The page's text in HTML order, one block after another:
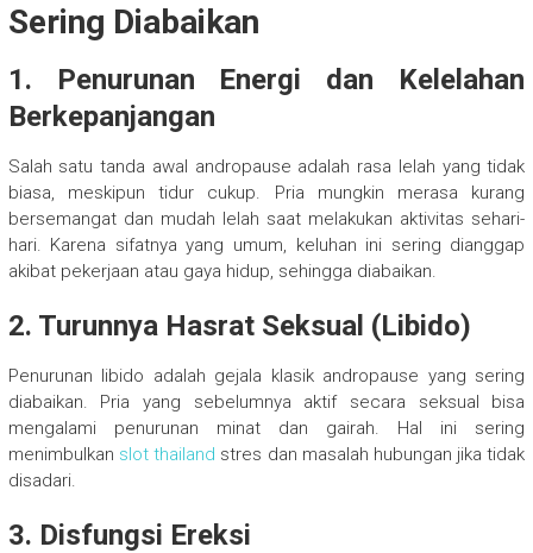
Sering Diabaikan
1. Penurunan Energi dan Kelelahan
Berkepanjangan
Salah satu tanda awal andropause adalah rasa lelah yang tidak
biasa, meskipun tidur cukup. Pria mungkin merasa kurang
bersemangat dan mudah lelah saat melakukan aktivitas sehari-
hari. Karena sifatnya yang umum, keluhan ini sering dianggap
akibat pekerjaan atau gaya hidup, sehingga diabaikan.
2. Turunnya Hasrat Seksual (Libido)
Penurunan libido adalah gejala klasik andropause yang sering
diabaikan. Pria yang sebelumnya aktif secara seksual bisa
mengalami penurunan minat dan gairah. Hal ini sering
menimbulkan slot thailand stres dan masalah hubungan jika tidak
disadari.
3. Disfungsi Ereksi